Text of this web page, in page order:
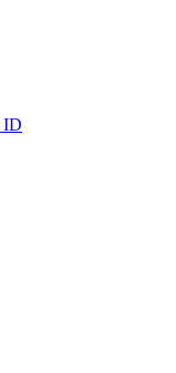
ID